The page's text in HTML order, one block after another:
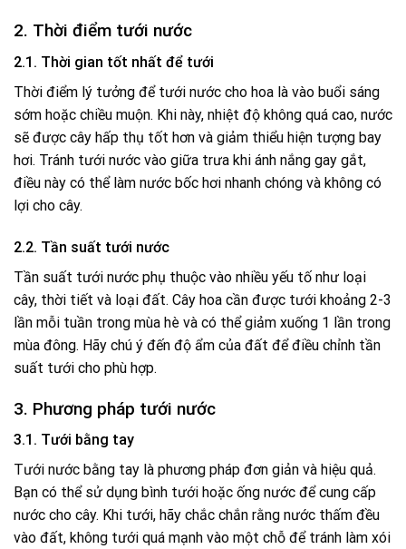
2. Thời điểm tưới nước
2.1. Thời gian tốt nhất để tưới
Thời điểm lý tưởng để tưới nước cho hoa là vào buổi sáng
sớm hoặc chiều muộn. Khi này, nhiệt độ không quá cao, nước
sẽ được cây hấp thụ tốt hơn và giảm thiểu hiện tượng bay
hơi. Tránh tưới nước vào giữa trưa khi ánh nắng gay gắt,
điều này có thể làm nước bốc hơi nhanh chóng và không có
lợi cho cây.
2.2. Tần suất tưới nước
Tần suất tưới nước phụ thuộc vào nhiều yếu tố như loại
cây, thời tiết và loại đất. Cây hoa cần được tưới khoảng 2-3
lần mỗi tuần trong mùa hè và có thể giảm xuống 1 lần trong
mùa đông. Hãy chú ý đến độ ẩm của đất để điều chỉnh tần
suất tưới cho phù hợp.
3. Phương pháp tưới nước
3.1. Tưới bằng tay
Tưới nước bằng tay là phương pháp đơn giản và hiệu quả.
Bạn có thể sử dụng bình tưới hoặc ống nước để cung cấp
nước cho cây. Khi tưới, hãy chắc chắn rằng nước thấm đều
vào đất, không tưới quá mạnh vào một chỗ để tránh làm xói